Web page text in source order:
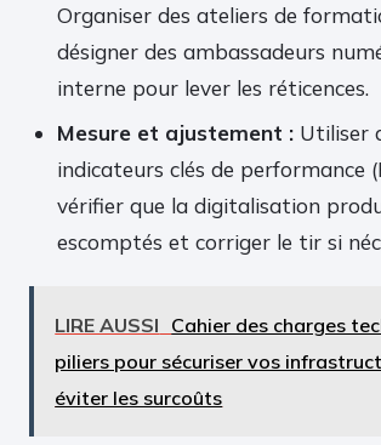
Organiser des ateliers de
désigner des ambassadeurs
interne pour lever les réticences.
Mesure et ajustement : Utiliser
indicateurs clés de performance
vérifier que la digitalisation
escomptés et corriger le tir si
LIRE AUSSI Cahier des charges
piliers pour sécuriser vos
éviter les surcoûts